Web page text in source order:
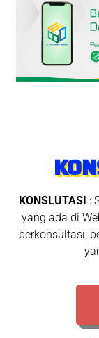
KONSLUTASI :
yang ada di
berkonsultasi,